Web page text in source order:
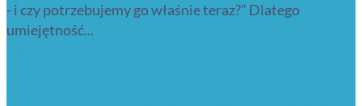
- i czy potrzebujemy go właśnie teraz?” Dlatego
umiejętność...